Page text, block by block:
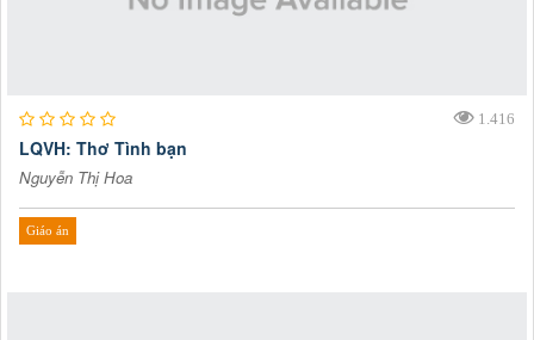
1.416
LQVH: Thơ Tình bạn
Nguyễn Thị Hoa
Giáo án